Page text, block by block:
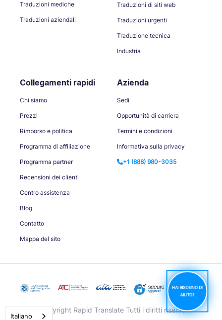
HAI BISOGNO DI
AIUTO?
Traduzioni mediche
Traduzioni aziendali
Traduzioni di siti web
Traduzioni urgenti
Traduzione tecnica
Industria
Collegamenti rapidi
Chi siamo
Prezzi
Rimborso e politica
Programma di affiliazione
Programma partner
Recensioni dei clienti
Centro assistenza
Blog
Contatto
Mappa del sito
Azienda
Sedi
Opportunità di carriera
Termini e condizioni
Informativa sulla privacy
+1 (888) 980-3035
© Copyright Rapid Translate Tutti i diritti riservati.
Italiano